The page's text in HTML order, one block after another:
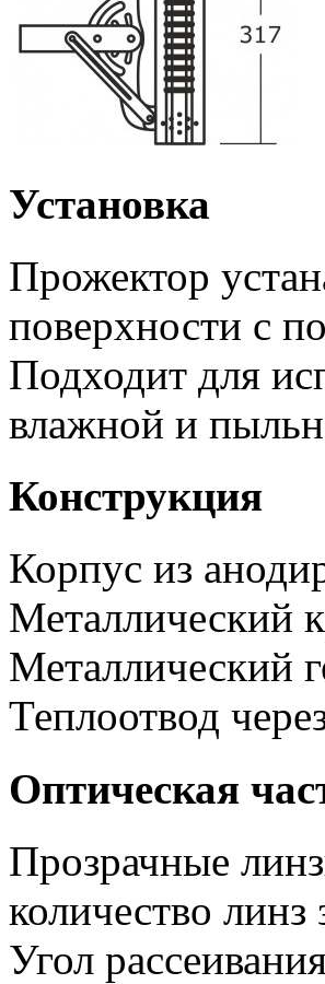
Установка
Прожектор
поверхности с
Подходит для
влажной и
Конструкция
Корпус из
Металлический
Металлический
Теплоотвод
Оптическая
Прозрачные
количество линз
Угол